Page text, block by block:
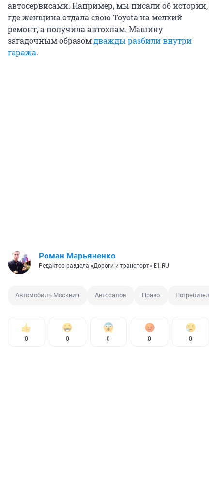
автосервисами. Например, мы писали об истории,
где женщина отдала свою Toyota на мелкий
ремонт, а получила автохлам. Машину
загадочным образомдважды разбили внутри
гаража.
Роман Марьяненко
Редактор раздела «Дороги и транспорт» E1.RU
Автомобиль Москвич Автосалон Право Потребитель
0 0 0 0 0